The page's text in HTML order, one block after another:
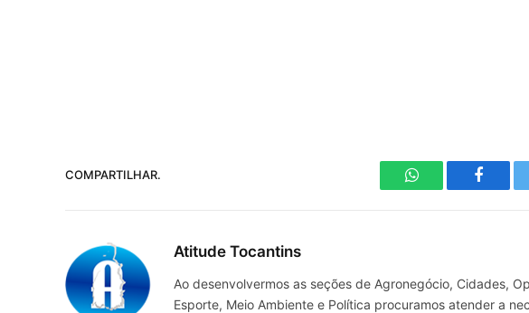
COMPARTILHAR.
WhatsApp
Atitude Tocantins
Ao desenvolvermos as seções de Agronegócio, Cidades,
Esporte, Meio Ambiente e Política procuramos atender a